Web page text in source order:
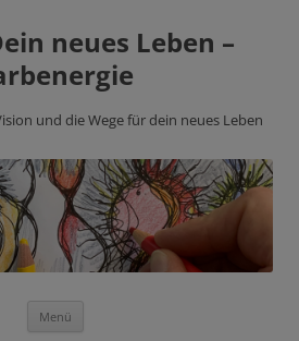
neues Leben –
und die Wege für dein neues Leben
Menü